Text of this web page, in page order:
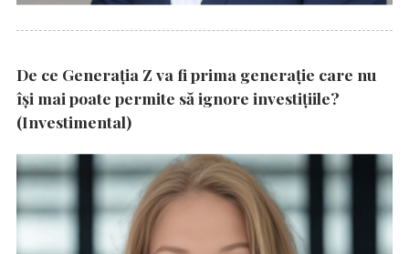
De ce Generația Z va fi prima generație care nu
își mai poate permite să ignore investițiile?
(Investimental)